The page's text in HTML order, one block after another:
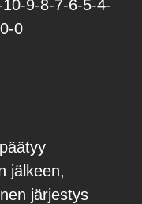
9-8-7-6-5-4-
0
jälkeen,
järjestys